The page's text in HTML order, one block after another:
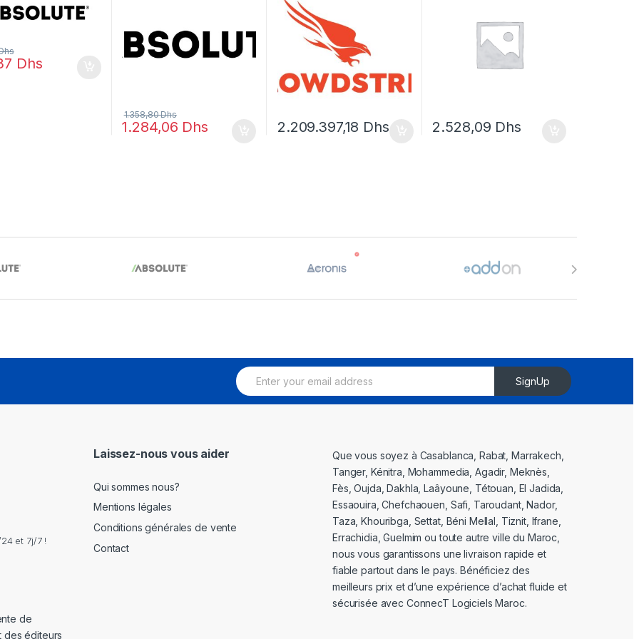
Dhs
1.284,06 Dhs
1.358,80Dhs
2.209.397,18 Dhs 2.528,09 Dhs
E
m
SignUp
et 7j/7 !
de
des éditeurs
Laissez-nous vous aider
Qui sommes nous?
Mentions légales
Conditions générales de vente
Contact
Que vous soyez à Casablanca, Rabat, Marrakech,
Tanger, Kénitra, Mohammedia, Agadir, Meknès,
Fès, Oujda, Dakhla, Laâyoune, Tétouan, El Jadida,
Essaouira, Chefchaouen, Safi, Taroudant, Nador,
Taza, Khouribga, Settat, Béni Mellal, Tiznit, Ifrane,
Errachidia, Guelmim ou toute autre ville du Maroc,
nous vous garantissons une livraison rapide et
fiable partout dans le pays. Bénéficiez des
meilleurs prix et d’une expérience d’achat fluide et
sécurisée avec ConnecT Logiciels Maroc.